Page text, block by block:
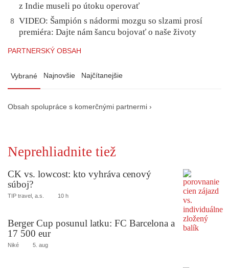
z Indie museli po útoku operovať
8
VIDEO: Šampión s nádormi mozgu so slzami prosí
premiéra: Dajte nám šancu bojovať o naše životy
PARTNERSKÝ OBSAH
Vybrané Najnovšie Najčítanejšie
Obsah spolupráce s komerčnými partnermi ›
Neprehliadnite tiež
CK vs. lowcost: kto vyhráva cenový
súboj?
TIP travel, a.s. 10 h
Berger Cup posunul latku: FC Barcelona a
17 500 eur
Niké 5. aug